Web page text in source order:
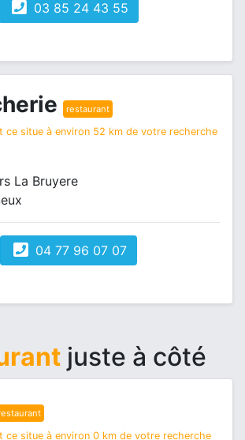
03 85 24 43 55
restaurant
ce situe à environ 52 km de votre recherche
La Bruyere
04 77 96 07 07
juste à côté
ce situe à environ 0 km de votre recherche